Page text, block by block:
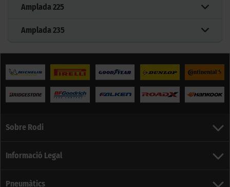
Amplada 225
Amplada 235
Sobre Rodi
Informació Legal
Pneumàtics